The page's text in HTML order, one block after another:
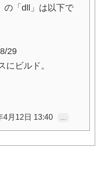
の「dll」は以下で
29
にビルド。
4月12日 13:40